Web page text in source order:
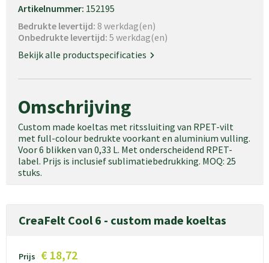
Artikelnummer: 152195
Bedrukte levertijd: 8 werkdag(en)
Onbedrukte levertijd: 5 werkdag(en)
Bekijk alle productspecificaties
Omschrijving
Custom made koeltas met ritssluiting van RPET-vilt
met full-colour bedrukte voorkant en aluminium vulling.
Voor 6 blikken van 0,33 L. Met onderscheidend RPET-
label. Prijs is inclusief sublimatiebedrukking. MOQ: 25
stuks.
CreaFelt Cool 6 - custom made koeltas
Prijs € 18,72